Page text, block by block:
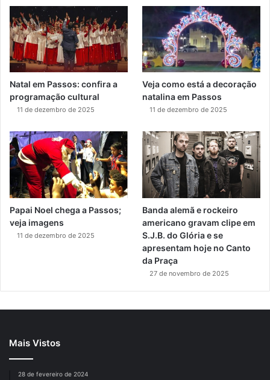
Natal em Passos: confira a
programação cultural
11 de dezembro de 2025
Veja como está a decoração
natalina em Passos
11 de dezembro de 2025
Papai Noel chega a Passos;
veja imagens
11 de dezembro de 2025
Banda alemã e rockeiro
americano gravam clipe em
S.J.B. do Glória e se
apresentam hoje no Canto
da Praça
27 de novembro de 2025
Mais Vistos
28 de fevereiro de 2024